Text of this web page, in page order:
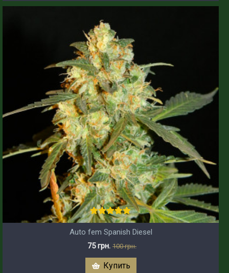
Auto fem Spanish Diesel
75 грн. 100 грн.
Купить